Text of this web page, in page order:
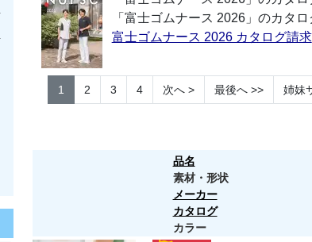
「富士ゴムナース 2026」のカタ
富士ゴムナース 2026 カタログ請求
1 2 3 4 次へ> 最後へ>> 姉妹
品名
素材・形状
メーカー
カタログ
カラー